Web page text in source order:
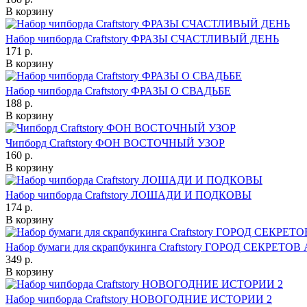
В корзину
Набор чипборда Craftstory ФРАЗЫ СЧАСТЛИВЫЙ ДЕНЬ
171 р.
В корзину
Набор чипборда Craftstory ФРАЗЫ О СВАДЬБЕ
188 р.
В корзину
Чипборд Craftstory ФОН ВОСТОЧНЫЙ УЗОР
160 р.
В корзину
Набор чипборда Craftstory ЛОШАДИ И ПОДКОВЫ
174 р.
В корзину
Набор бумаги для скрапбукинга Craftstory ГОРОД СЕКРЕТОВ
349 р.
В корзину
Набор чипборда Craftstory НОВОГОДНИЕ ИСТОРИИ 2